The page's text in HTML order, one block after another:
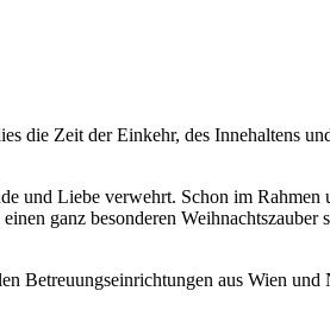
die Zeit der Einkehr, des Innehaltens
und Liebe verwehrt. Schon im
ganz besonderen
Betreuungseinrichtungen aus Wien